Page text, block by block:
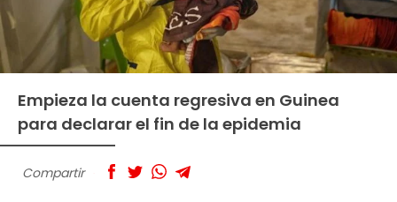
Empieza la cuenta regresiva en Guinea
para declarar el fin de la epidemia
Compartir